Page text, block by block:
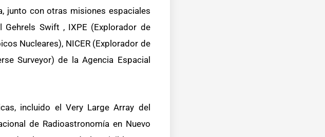
junto con otras misiones espaciales
Gehrels Swift , IXPE (Explorador de
Nucleares), NICER (Explorador de
Surveyor) de la Agencia Espacial
incluido el Very Large Array del
de Radioastronomía en Nuevo